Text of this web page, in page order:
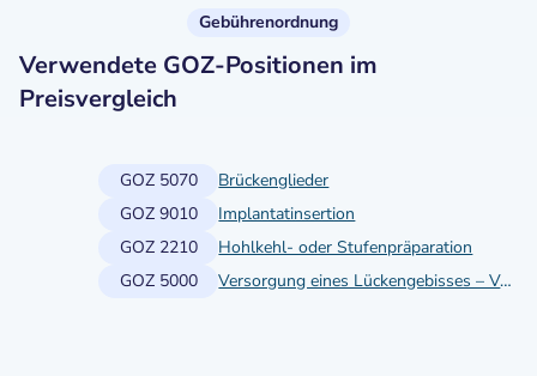
Gebührenordnung
Verwendete GOZ-Positionen im
Preisvergleich
GOZ 5070
Brückenglieder
GOZ 9010
Implantatinsertion
GOZ 2210
Hohlkehl- oder Stufenpräparation
GOZ 5000
Versorgung eines Lückengebisses – Vollkrone als Brücken- oder Prothesenanker (Tangentialpräparation)